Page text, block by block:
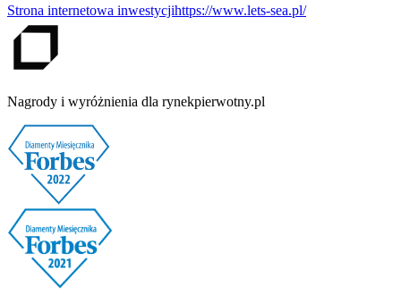
Strona internetowa inwestycjihttps://www.lets-sea.pl/
Nagrody i wyróżnienia dla rynekpierwotny.pl